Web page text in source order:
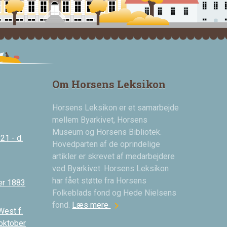
- d.
1883
f.
Om Horsens Leksikon
Horsens Leksikon er et samarbejde
mellem Byarkivet, Horsens
Museum og Horsens Bibliotek.
Hovedparten af de oprindelige
artikler er skrevet af medarbejdere
ved Byarkivet. Horsens Leksikon
har fået støtte fra Horsens
Folkeblads fond og Hede Nielsens
fond. Læs mere chevron_right